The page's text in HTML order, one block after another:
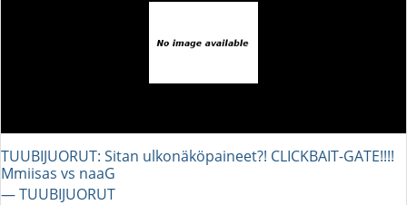
TUUBIJUORUT: Sitan ulkonäköpaineet?! CLICKBAIT-GATE!!!!
Mmiisas vs naaG
― TUUBIJUORUT